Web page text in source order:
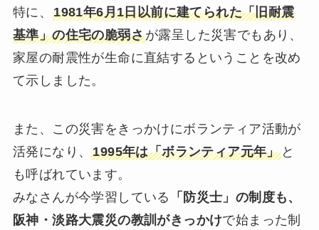
特に、1981年6月1日以前に建てられた「旧耐震
基準」の住宅の脆弱さが露呈した災害でもあり、
家屋の耐震性が生命に直結するということを改め
て示しました。
また、この災害をきっかけにボランティア活動が
活発になり、1995年は「ボランティア元年」と
も呼ばれています。
みなさんが今学習している
「防災士」の制度も、
阪神・淡路大震災の教訓がきっかけで始まった制